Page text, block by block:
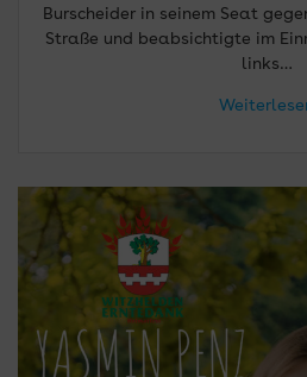
Burscheider in seinem Seat
Straße und beabsichtigte im
links…